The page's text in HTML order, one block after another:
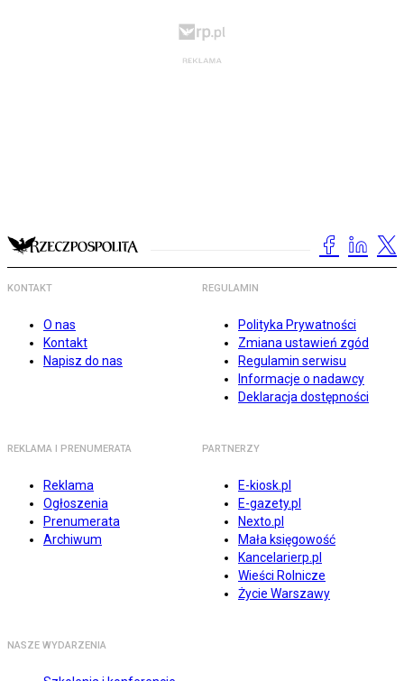
KONTAKT
O nas
Kontakt
Napisz do nas
REGULAMIN
Polityka Prywatności
Zmiana ustawień zgód
Regulamin serwisu
Informacje o nadawcy
Deklaracja dostępności
REKLAMA I PRENUMERATA
Reklama
Ogłoszenia
Prenumerata
Archiwum
PARTNERZY
E-kiosk.pl
E-gazety.pl
Nexto.pl
Mała księgowość
Kancelarierp.pl
Wieści Rolnicze
Życie Warszawy
NASZE WYDARZENIA